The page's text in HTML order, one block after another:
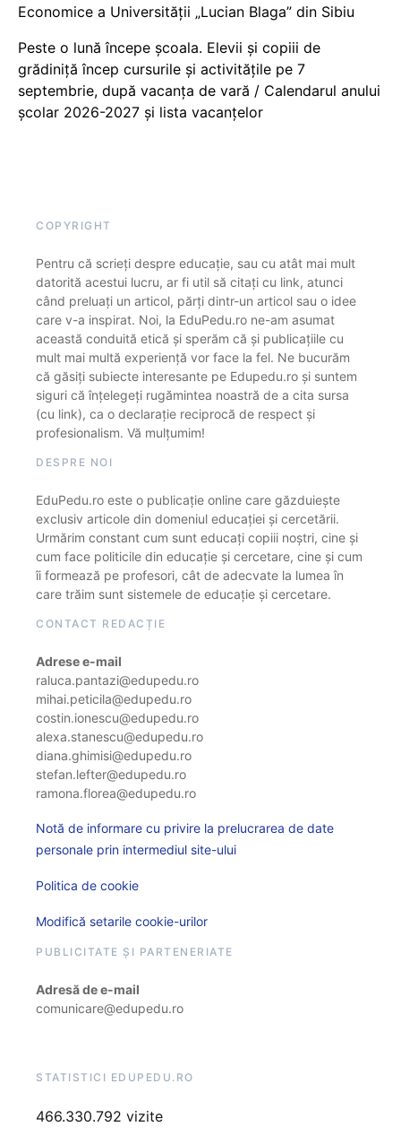
Economice a Universității „Lucian Blaga” din Sibiu
Peste o lună începe școala. Elevii și copiii de
grădiniță încep cursurile și activitățile pe 7
septembrie, după vacanța de vară / Calendarul anului
școlar 2026-2027 și lista vacanțelor
COPYRIGHT
Pentru că scrieți despre educație, sau cu atât mai mult
datorită acestui lucru, ar fi util să citați cu link, atunci
când preluați un articol, părți dintr-un articol sau o idee
care v-a inspirat. Noi, la EduPedu.ro ne-am asumat
această conduită etică și sperăm că și publicațiile cu
mult mai multă experiență vor face la fel. Ne bucurăm
că găsiți subiecte interesante pe Edupedu.ro și suntem
siguri că înțelegeți rugămintea noastră de a cita sursa
(cu link), ca o declarație reciprocă de respect și
profesionalism. Vă mulțumim!
DESPRE NOI
EduPedu.ro este o publicație online care găzduiește
exclusiv articole din domeniul educației și cercetării.
Urmărim constant cum sunt educați copiii noștri, cine și
cum face politicile din educație și cercetare, cine și cum
îi formează pe profesori, cât de adecvate la lumea în
care trăim sunt sistemele de educație și cercetare.
CONTACT REDACȚIE
Adrese e-mail
raluca.pantazi@edupedu.ro
mihai.peticila@edupedu.ro
costin.ionescu@edupedu.ro
alexa.stanescu@edupedu.ro
diana.ghimisi@edupedu.ro
stefan.lefter@edupedu.ro
ramona.florea@edupedu.ro
Notă de informare cu privire la prelucrarea de date
personale prin intermediul site-ului
Politica de cookie
Modifică setarile cookie-urilor
PUBLICITATE ȘI PARTENERIATE
Adresă de e-mail
comunicare@edupedu.ro
STATISTICI EDUPEDU.RO
466.330.792 vizite